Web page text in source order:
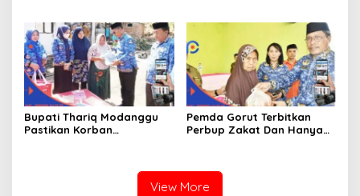
Bupati Thariq Modanggu
Pastikan Korban
Pemda Gorut Terbitkan
Perbup Zakat Dan Hanya
View More